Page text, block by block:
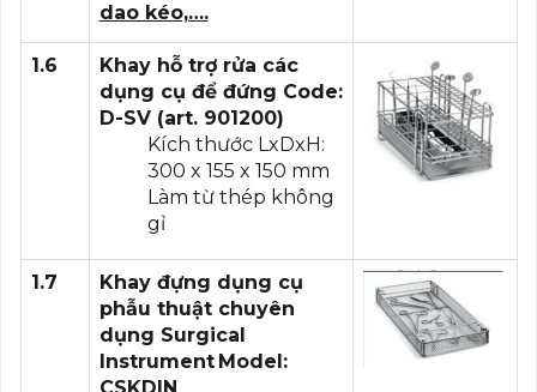
dao kéo,….
1.6
Khay hỗ trợ rửa các
dụng cụ để đứng Code:
D-SV (art. 901200)
Kích thước LxDxH:
300 x 155 x 150 mm
Làm từ thép không
gỉ
1.7
Khay đựng dụng cụ
phẫu thuật chuyên
dụng Surgical
Instrument Model: